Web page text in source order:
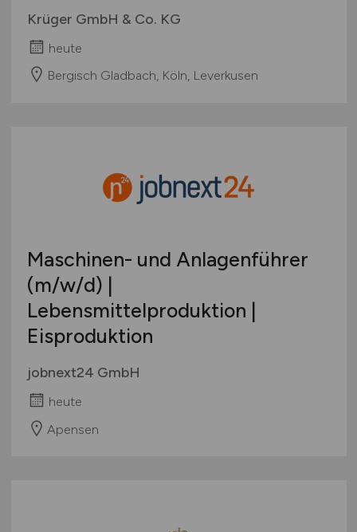
Krüger GmbH & Co. KG
heute
Bergisch Gladbach, Köln, Leverkusen
Maschinen- und Anlagenführer
(m/w/d) |
Lebensmittelproduktion |
Eisproduktion
jobnext24 GmbH
heute
Apensen